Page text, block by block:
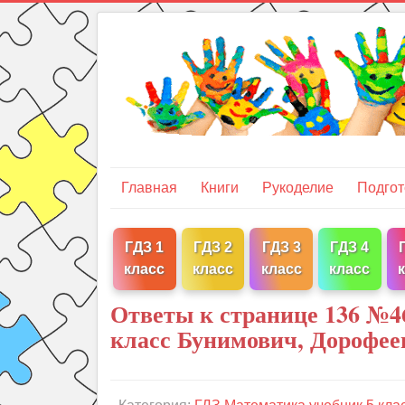
Главная Книги Рукоделие
ГДЗ 1
класс
ГДЗ 2
класс
ГДЗ 3
класс
ГДЗ 4
класс
Ответы к странице 136
класс Бунимович,